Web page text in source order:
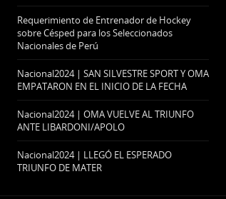
Requerimiento de Entrenador de Hockey
sobre Césped para los Seleccionados
Nacionales de Perú
Nacional2024 | SAN SILVESTRE SPORT Y OMA
EMPATARON EN EL INICIO DE LA FECHA
Nacional2024 | OMA VUELVE AL TRIUNFO
ANTE LIBARDONI/APOLO
Nacional2024 | LLEGÓ EL ESPERADO
TRIUNFO DE MATER